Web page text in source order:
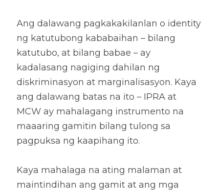
Ang dalawang pagkakakilanlan o identity
ng katutubong kababaihan – bilang
katutubo, at bilang babae – ay
kadalasang nagiging dahilan ng
diskriminasyon at marginalisasyon. Kaya
ang dalawang batas na ito – IPRA at
MCW ay mahalagang instrumento na
maaaring gamitin bilang tulong sa
pagpuksa ng kaapihang ito.
Kaya mahalaga na ating malaman at
maintindihan ang gamit at ang mga